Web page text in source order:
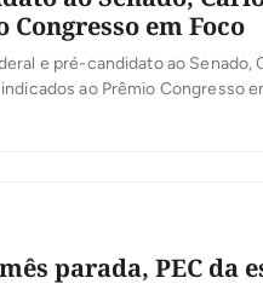
Congresso em Foco
e pré-candidato ao Senado,
ao Prêmio Congresso
parada, PEC da